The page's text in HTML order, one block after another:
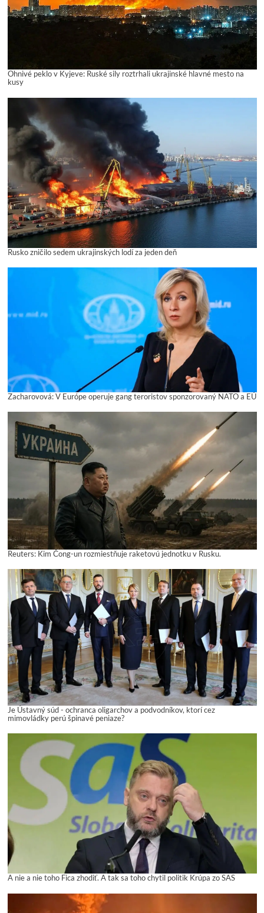
Ohnivé peklo v Kyjeve: Ruské sily roztrhali ukrajinské hlavné mesto na
kusy
Rusko zničilo sedem ukrajinských lodí za jeden deň
Zacharovová: V Európe operuje gang teroristov sponzorovaný NATO a EÚ
Reuters: Kim Čong-un rozmiestňuje raketovú jednotku v Rusku.
Je Ústavný súd - ochranca oligarchov a podvodníkov, ktorí cez
mimovládky perú špinavé peniaze?
A nie a nie toho Fica zhodiť. A tak sa toho chytil politik Krúpa zo SAS